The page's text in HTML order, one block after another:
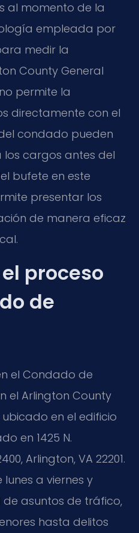
al momento de la
empleada por
medir la
County General
permite la
directamente con el
condado pueden
cargos antes del
bufete en este
presentar los
de manera eficaz
proceso
de
el Condado de
el Arlington County
en el edificio
en 1425 N.
Arlington, VA 22201.
a viernes y
asuntos de tráfico,
hasta delitos